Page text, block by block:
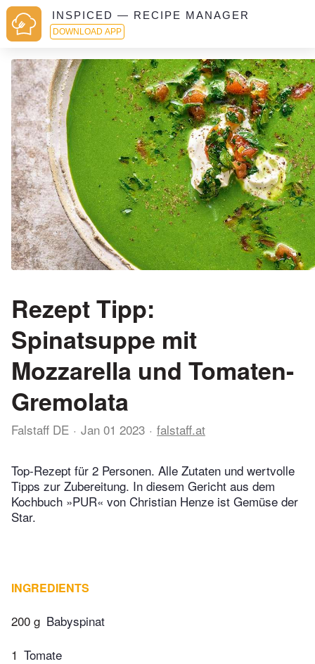
INSPICED — RECIPE MANAGER
DOWNLOAD APP
Rezept Tipp:
Spinatsuppe mit
Mozzarella und Tomaten-
Gremolata
Falstaff DE Jan 01 2023 falstaff.at
Top-Rezept für 2 Personen. Alle Zutaten und wertvolle
Tipps zur Zubereitung. In diesem Gericht aus dem
Kochbuch »PUR« von Christian Henze ist Gemüse der
Star.
INGREDIENTS
200 g Babyspinat
1 Tomate